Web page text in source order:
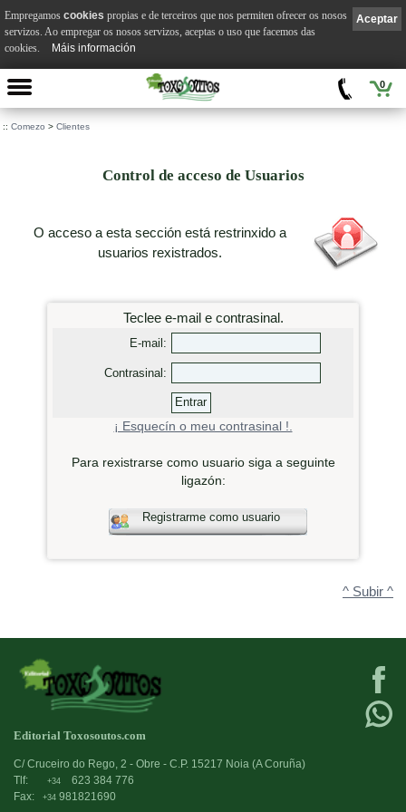
0
:: Comezo > Clientes
Control de acceso de Usuarios
O acceso a esta sección está restrinxido a
usuarios rexistrados.
Teclee e-mail e contrasinal.
E-mail:
Contrasinal:
¡ Esquecín o meu contrasinal !.
Para rexistrarse como usuario siga a seguinte
ligazón:
Registrarme como usuario
^ Subir ^
Editorial Toxosoutos.com
C/ Cruceiro do Rego, 2 - Obre - C.P. 15217 Noia (A Coruña)
Tlf:
+34
623 384 776
Fax:
+34 981821690
Aceptar
Empregamos cookies propias e de terceiros que nos permiten ofrecer os nosos
servizos. Ao empregar os nosos servizos, aceptas o uso que facemos das
cookies.
Máis información